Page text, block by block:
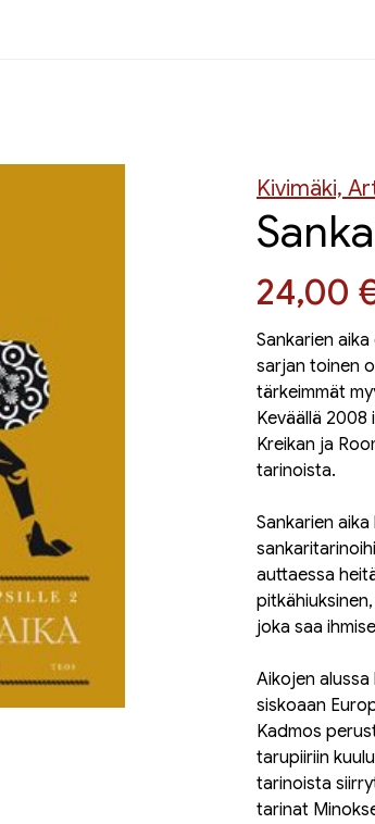
Kivimäki,
Hinta
24,00
Sankarien
sarjan toinen
tärkeimmät
Keväällä 2008
Kreikan ja
tarinoista.
Sankarien
auttaessa
joka saa
Aikojen
siskoaan
Kadmos
tarupiiriin
tarinoista
tarinat